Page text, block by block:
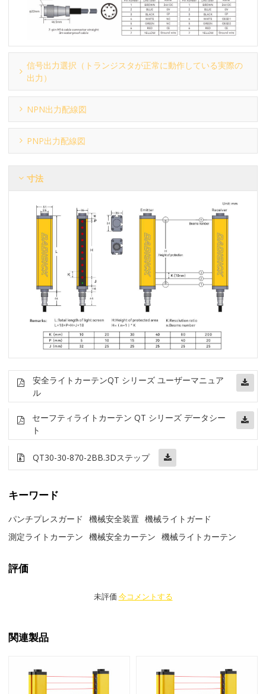
信号出力選択（トランジスタが正常に動作している実際の
出力）
NPN出力配線図
PNP出力配線図
寸法
安全ライトカーテンQT シリーズ ユーザーマニュア
ル
セーフティライトカーテン QT シリーズ データシー
ト
QT30-30-870-2BB.3Dステップ
キーワード
パンチプレスガード 機械安全装置 機械ライトガード
測定ライトカーテン
機械安全カーテン 機械ライトカーテン
評価
未評価 今コメントする
関連製品